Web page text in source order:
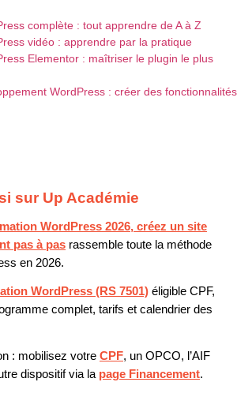
complète : tout apprendre de A à Z
vidéo : apprendre par la pratique
Elementor : maîtriser le plugin le plus
WordPress : créer des fonctionnalités
sur Up Académie
WordPress 2026, créez un site
pas à pas rassemble toute la méthode
en 2026.
WordPress (RS 7501) éligible CPF,
complet, tarifs et calendrier des
: mobilisez votre CPF, un OPCO, l’AIF
dispositif via la page Financement.